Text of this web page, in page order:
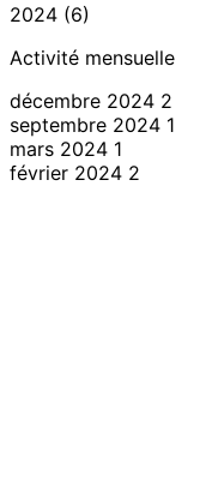
2024 (6)
Activité mensuelle
décembre 2024 2
septembre 2024 1
mars 2024 1
février 2024 2